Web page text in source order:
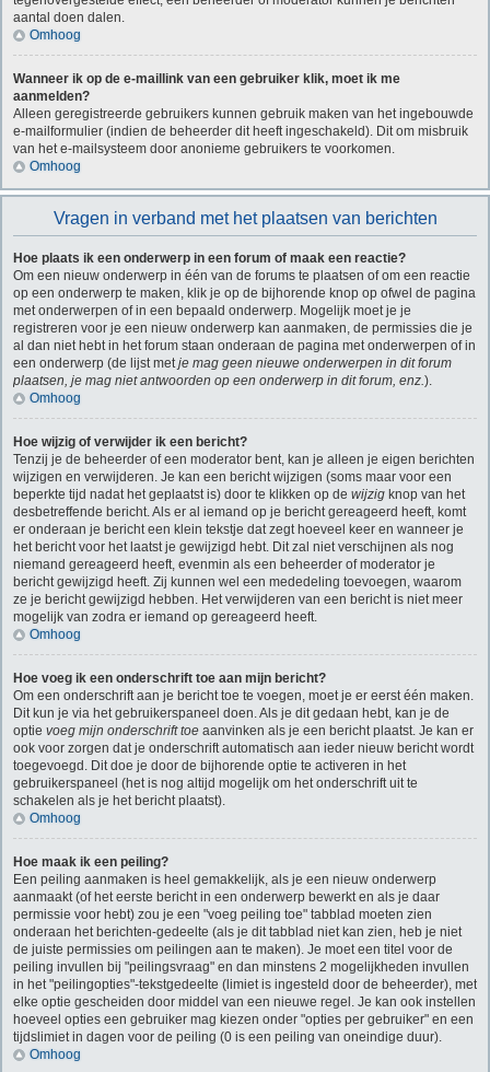
aantal doen dalen.
Omhoog
Wanneer ik op de e-maillink van een gebruiker klik, moet ik me
aanmelden?
Alleen geregistreerde gebruikers kunnen gebruik maken van het ingebouwde
e-mailformulier (indien de beheerder dit heeft ingeschakeld). Dit om misbruik
van het e-mailsysteem door anonieme gebruikers te voorkomen.
Omhoog
Vragen in verband met het plaatsen van berichten
Hoe plaats ik een onderwerp in een forum of maak een reactie?
Om een nieuw onderwerp in één van de forums te plaatsen of om een reactie
op een onderwerp te maken, klik je op de bijhorende knop op ofwel de pagina
met onderwerpen of in een bepaald onderwerp. Mogelijk moet je je
registreren voor je een nieuw onderwerp kan aanmaken, de permissies die je
al dan niet hebt in het forum staan onderaan de pagina met onderwerpen of in
een onderwerp (de lijst metje mag geen nieuwe onderwerpen in dit forum
plaatsen, je mag niet antwoorden op een onderwerp in dit forum, enz.).
Omhoog
Hoe wijzig of verwijder ik een bericht?
Tenzij je de beheerder of een moderator bent, kan je alleen je eigen berichten
wijzigen en verwijderen. Je kan een bericht wijzigen (soms maar voor een
beperkte tijd nadat het geplaatst is) door te klikken op de wijzig knop van het
desbetreffende bericht. Als er al iemand op je bericht gereageerd heeft, komt
er onderaan je bericht een klein tekstje dat zegt hoeveel keer en wanneer je
het bericht voor het laatst je gewijzigd hebt. Dit zal niet verschijnen als nog
niemand gereageerd heeft, evenmin als een beheerder of moderator je
bericht gewijzigd heeft. Zij kunnen wel een mededeling toevoegen, waarom
ze je bericht gewijzigd hebben. Het verwijderen van een bericht is niet meer
mogelijk van zodra er iemand op gereageerd heeft.
Omhoog
Hoe voeg ik een onderschrift toe aan mijn bericht?
Om een onderschrift aan je bericht toe te voegen, moet je er eerst één maken.
Dit kun je via het gebruikerspaneel doen. Als je dit gedaan hebt, kan je de
optie voeg mijn onderschrift toe aanvinken als je een bericht plaatst. Je kan er
ook voor zorgen dat je onderschrift automatisch aan ieder nieuw bericht wordt
toegevoegd. Dit doe je door de bijhorende optie te activeren in het
gebruikerspaneel (het is nog altijd mogelijk om het onderschrift uit te
schakelen als je het bericht plaatst).
Omhoog
Hoe maak ik een peiling?
Een peiling aanmaken is heel gemakkelijk, als je een nieuw onderwerp
aanmaakt (of het eerste bericht in een onderwerp bewerkt en als je daar
permissie voor hebt) zou je een "voeg peiling toe" tabblad moeten zien
onderaan het berichten-gedeelte (als je dit tabblad niet kan zien, heb je niet
de juiste permissies om peilingen aan te maken). Je moet een titel voor de
peiling invullen bij "peilingsvraag" en dan minstens 2 mogelijkheden invullen
in het "peilingopties"-tekstgedeelte (limiet is ingesteld door de beheerder), met
elke optie gescheiden door middel van een nieuwe regel. Je kan ook instellen
hoeveel opties een gebruiker mag kiezen onder "opties per gebruiker" en een
tijdslimiet in dagen voor de peiling (0 is een peiling van oneindige duur).
Omhoog